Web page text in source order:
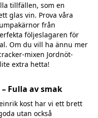
tillfällen, som en
glas vin. Prova våra
från
följeslagaren för
Om du vill ha ännu mer
mixen Jordnöt-
extra hetta!
Fulla av smak
kost har vi ett brett
utan också